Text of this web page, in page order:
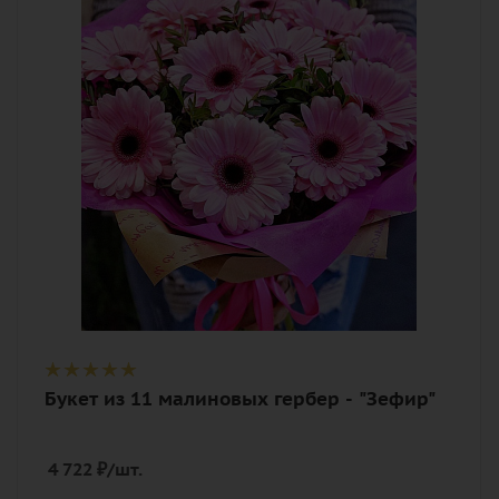
розовый
Описание
гербера макси, писташ, лента,
дизайнерская упаковка
Букет из 11 малиновых гербер - "Зефир"
4 722 ₽/шт.